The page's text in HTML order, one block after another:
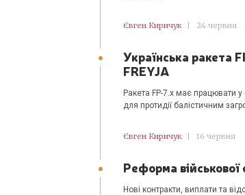
Євген Киричук 24 червня
Українська ракета
FREYJA
Ракета FP-7.x має працювати
для протидії балістичним
Євген Киричук 16 червня
Реформа
Нові контракти, виплати та